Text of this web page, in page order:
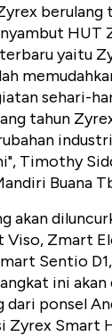
berulang
HUT
yaitu
sehari-
tahun
Timothy
Buana
akan
Viso, Zmart
Sentio
ini akan
dari ponsel
Zyrex Smart